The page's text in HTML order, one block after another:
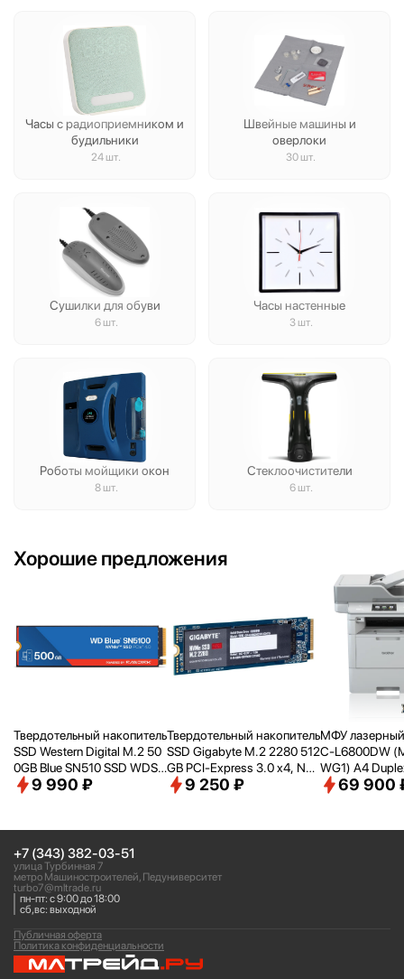
Часы с радиоприемником и
будильники
24 шт.
Швейные машины и
оверлоки
30 шт.
Сушилки для обуви
6 шт.
Часы настенные
3 шт.
Роботы мойщики окон
8 шт.
Стеклоочистители
6 шт.
Хорошие предложения
Твердотельный накопитель
SSD Western Digital M.2 50
0GB Blue SN510 SSD WDS5
00G5B0E PCIe NVMe 4.0 x
9 990 ₽
Твердотельный накопитель
SSD Gigabyte M.2 2280 512
GB PCI-Express 3.0 x4, NV
Me 1.3 (G3NVME512G)
9 250 ₽
МФУ лазерный
C-L6800DW
WG1) A4
рый69 900
+7 (343) 382-03-51
улица Турбинная 7
метро Машиностроителей, Педуниверситет
turbo7@mltrade.ru
пн-пт: с 9:00 до 18:00
сб,вс: выходной
Политика конфиденциальности
Публичная оферта